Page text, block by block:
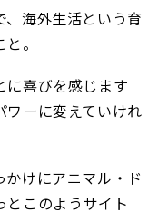
海外生活という育
。
に喜びを感じます
ワーに変えていけれ
けにアニマル・ド
とこのようサイト